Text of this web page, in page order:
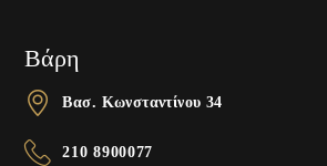
Βάρη
Βασ. Κωνσταντίνου 34
210 8900077